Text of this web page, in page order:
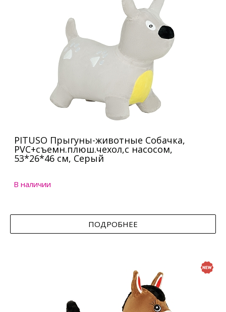
PITUSO Прыгуны-животные Собачка,
PVC+съемн.плюш.чехол,с насосом,
53*26*46 см, Серый
В наличии
ПОДРОБНЕЕ